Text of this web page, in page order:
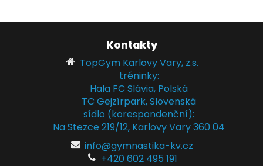
Kontakty
TopGym Karlovy Vary, z.s.
tréninky:
Hala FC Slávia, Polská
TC Gejzírpark, Slovenská
sídlo (korespondenční):
Na Stezce 219/12, Karlovy Vary 360 04
info@gymnastika-kv.cz
+420 602 495 191